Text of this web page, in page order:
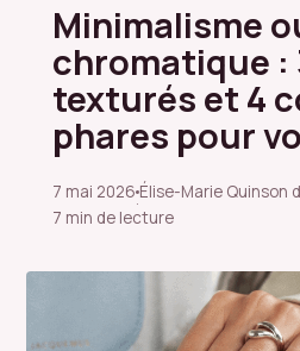
Minimalisme
chromatique :
texturés et 4
phares pour
7 mai 2026
·
Élise-Marie Quinson
7 min de lecture